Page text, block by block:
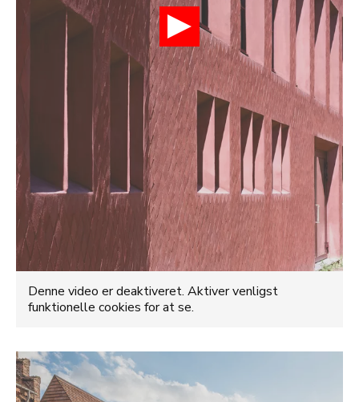
Denne video er deaktiveret. Aktiver venligst
funktionelle cookies for at se.